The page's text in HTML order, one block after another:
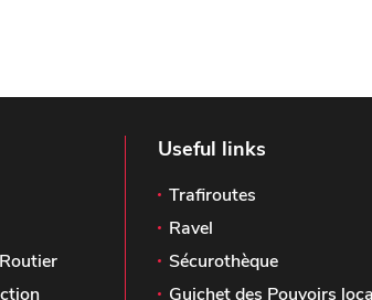
Useful links
Trafiroutes
Ravel
Sécurothèque
Guichet des Pouvoirs